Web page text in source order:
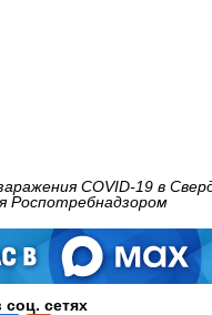
COVID-19 в
Роспотребнадзором
сетях